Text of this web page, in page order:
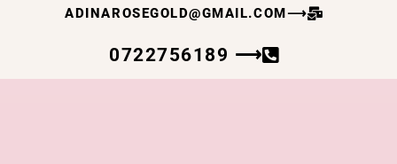
ADINAROSEGOLD@GMAIL.COM ⟶
0722756189 ⟶